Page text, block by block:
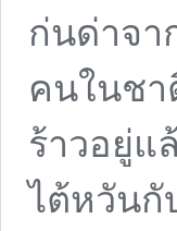
ก่นด่าจา
คนในช
ร้าวอยู่แ
ไต้หวันกั